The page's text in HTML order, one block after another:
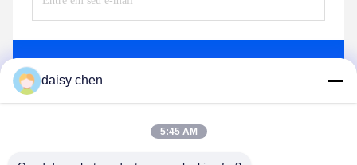
daisy chen
5:45 AM